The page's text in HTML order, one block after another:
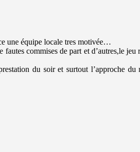
une équipe locale tres motivée…
commises de part et d’autres,le jeu
du soir et surtout l’approche du